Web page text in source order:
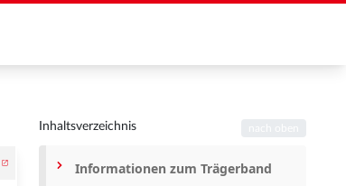
Inhaltsverzeichnis
Informationen zum Trägerband